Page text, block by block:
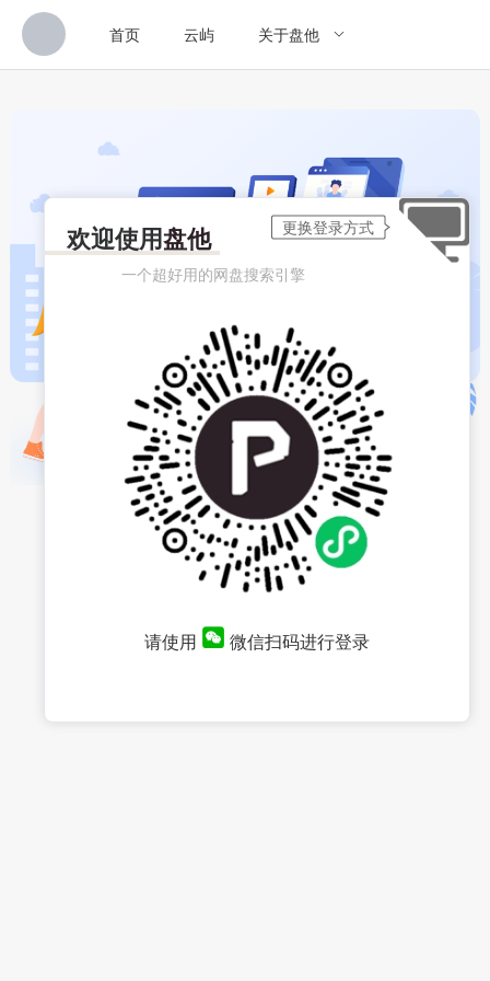
首页 云屿 关于盘他
欢迎使用盘他
一个超好用的网盘搜索引擎
请使用 微信扫码进行登录